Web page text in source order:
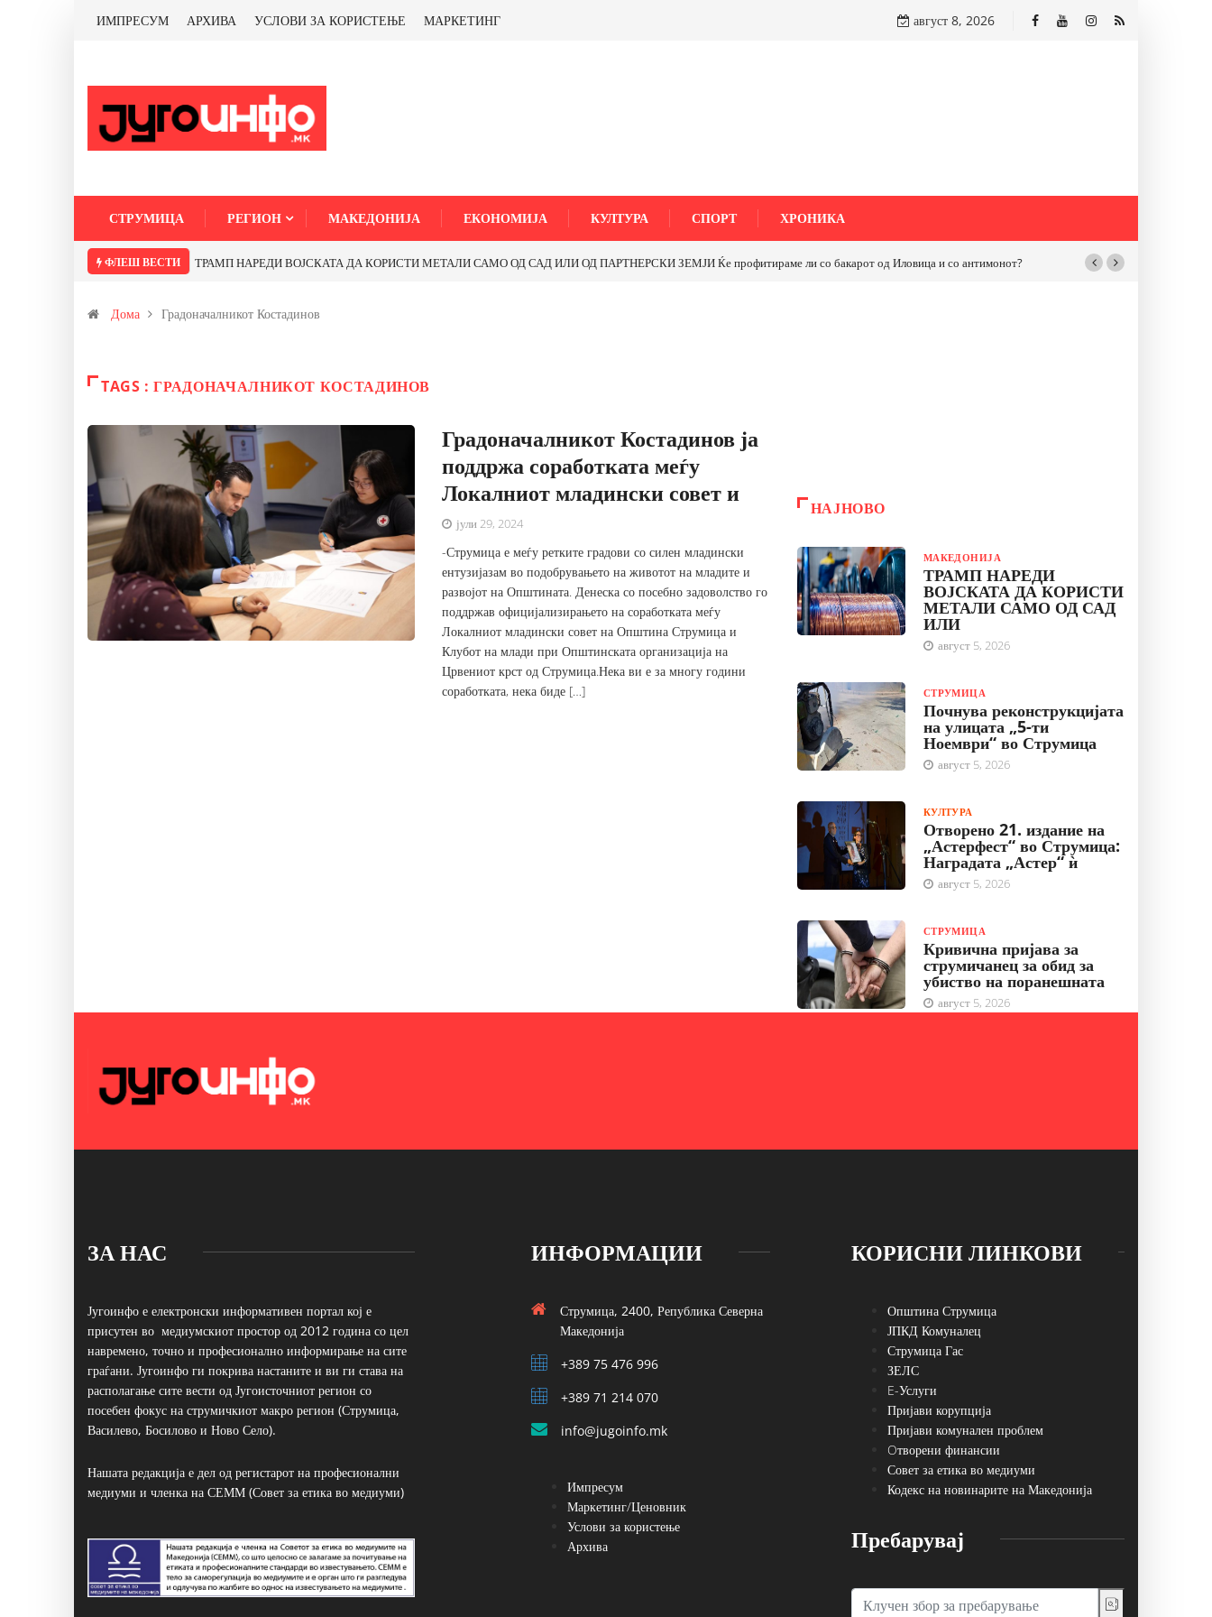
ИМПРЕСУМ АРХИВА УСЛОВИ ЗА КОРИСТЕЊЕ МАРКЕТИНГ август 8, 2026
СТРУМИЦА РЕГИОН МАКЕДОНИЈА ЕКОНОМИЈА КУЛТУРА СПОРТ ХРОНИКА
ФЛЕШ ВЕСТИ ТРАМП НАРЕДИ ВОЈСКАТА ДА КОРИСТИ МЕТАЛИ САМО ОД САД ИЛИ ОД ПАРТНЕРСКИ ЗЕМЈИ Ќе профитираме ли со бакарот од Иловица и со антимонот?
Дома Градоначалникот Костадинов
TAGS : ГРАДОНАЧАЛНИКОТ КОСТАДИНОВ
Градоначалникот Костадинов ја
поддржа соработката меѓу
Локалниот младински совет и
јули 29, 2024
-Струмица е меѓу ретките градови со силен младински
ентузијазам во подобрувањето на животот на младите и
развојот на Општината. Денеска со посебно задоволство го
поддржав официјализирањето на соработката меѓу
Локалниот младински совет на Општина Струмица и
Клубот на млади при Општинската организација на
Црвениот крст од Струмица.Нека ви е за многу години
соработката, нека биде […]
НАЈНОВО
МАКЕДОНИЈА
ТРАМП НАРЕДИ
ВОЈСКАТА ДА КОРИСТИ
МЕТАЛИ САМО ОД САД
ИЛИ
август 5, 2026
СТРУМИЦА
Почнува реконструкцијата
на улицата „5-ти
Ноември“ во Струмица
август 5, 2026
КУЛТУРА
Отворено 21. издание на
„Астерфест“ во Струмица:
Наградата „Астер“ ѝ
август 5, 2026
СТРУМИЦА
Кривична пријава за
струмичанец за обид за
убиство на поранешната
август 5, 2026
ЗА НАС
Југоинфо е електронски информативен портал кој е
присутен во медиумскиот простор од 2012 година со цел
навремено, точно и професионално информирање на сите
граѓани. Југоинфо ги покрива настаните и ви ги става на
располагање сите вести од Југоисточниот регион со
посебен фокус на струмичкиот макро регион (Струмица,
Василево, Босилово и Ново Село).
Нашата редакција е дел од регистарот на професионални
медиуми и членка на СЕММ (Совет за етика во медиуми)
ИНФОРМАЦИИ
Струмица, 2400, Република Северна
Македонија
+389 75 476 996
+389 71 214 070
info@jugoinfo.mk
Импресум
Маркетинг/Ценовник
Услови за користење
Архива
КОРИСНИ ЛИНКОВИ
Општина Струмица
ЈПКД Комуналец
Струмица Гас
ЗЕЛС
E-Услуги
Пријави корупција
Пријави комунален проблем
Oтворени финансии
Совет за етика во медиуми
Кодекс на новинарите на Македонија
Пребарувај